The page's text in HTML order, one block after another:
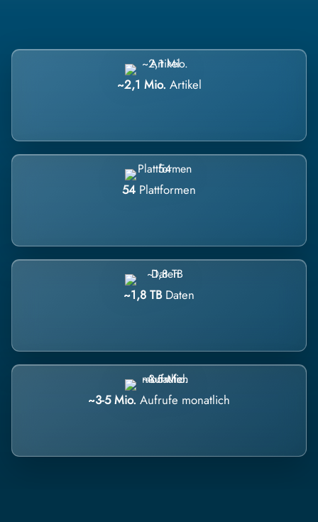
~2,1 Mio. Artikel
54 Plattformen
~1,8 TB Daten
~3-5 Mio. Aufrufe monatlich